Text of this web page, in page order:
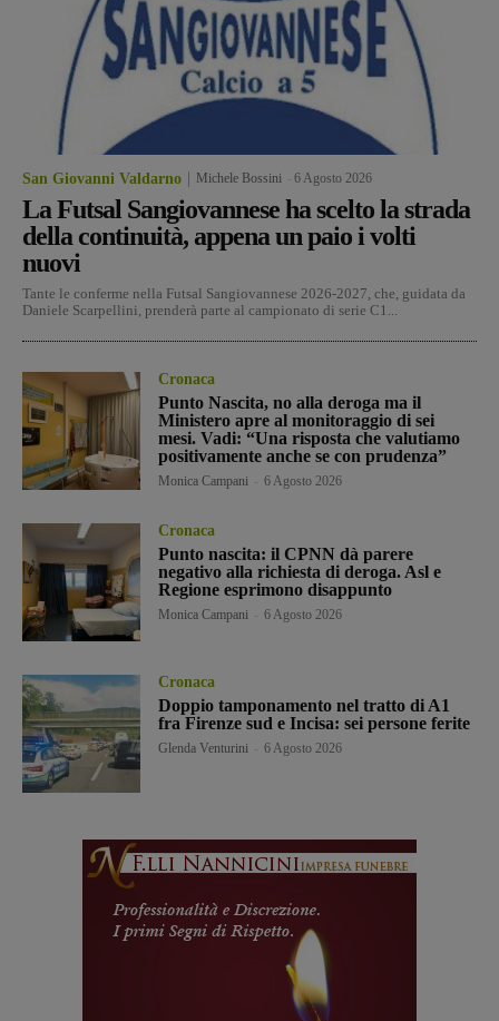
San Giovanni Valdarno Michele Bossini 6 Agosto 2026
La Futsal Sangiovannese ha scelto la strada
della continuità, appena un paio i volti
nuovi
Tante le conferme nella Futsal Sangiovannese 2026-2027, che, guidata da
Daniele Scarpellini, prenderà parte al campionato di serie C1...
Cronaca
Punto Nascita, no alla deroga ma il
Ministero apre al monitoraggio di sei
mesi. Vadi: “Una risposta che valutiamo
positivamente anche se con prudenza”
Monica Campani 6 Agosto 2026
Cronaca
Punto nascita: il CPNN dà parere
negativo alla richiesta di deroga. Asl e
Regione esprimono disappunto
Monica Campani 6 Agosto 2026
Cronaca
Doppio tamponamento nel tratto di A1
fra Firenze sud e Incisa: sei persone ferite
Glenda Venturini 6 Agosto 2026